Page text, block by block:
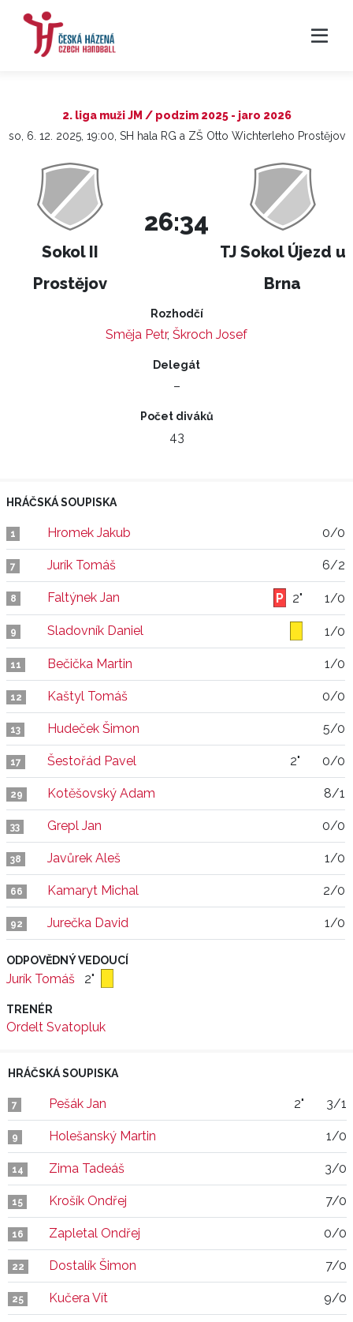
2. liga muži JM / podzim 2025 - jaro 2026
so, 6. 12. 2025, 19:00, SH hala RG a ZŠ Otto Wichterleho Prostějov
Sokol II
Prostějov
26:34
TJ Sokol Újezd u
Brna
Rozhodčí
Směja Petr, Škroch Josef
Delegát
–
Počet diváků
43
HRÁČSKÁ SOUPISKA
1 Hromek Jakub 0/0
7 Jurík Tomáš 6/2
8 Faltýnek Jan 2" 1/0
9 Sladovník Daniel 1/0
11 Bečička Martin 1/0
12 Kaštyl Tomáš 0/0
13 Hudeček Šimon 5/0
17 Šestořád Pavel 2" 0/0
29 Kotěšovský Adam 8/1
33 Grepl Jan 0/0
38 Javůrek Aleš 1/0
66 Kamaryt Michal 2/0
92 Jurečka David 1/0
ODPOVĚDNÝ VEDOUCÍ
Jurík Tomáš 2"
TRENÉR
Ordelt Svatopluk
HRÁČSKÁ SOUPISKA
7 Pešák Jan 2" 3/1
9 Holešanský Martin 1/0
14 Zima Tadeáš 3/0
15 Krošík Ondřej 7/0
16 Zapletal Ondřej 0/0
22 Dostalík Šimon 7/0
25 Kučera Vít 9/0